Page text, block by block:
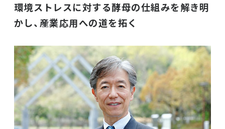
環境ストレスに対する酵母の仕組みを解き明
かし、産業応用への道を拓く